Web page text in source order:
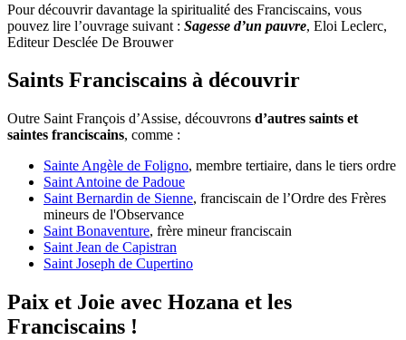
Pour découvrir davantage la spiritualité des Franciscains, vous
pouvez lire l’ouvrage suivant : Sagesse d’un pauvre, Eloi Leclerc,
Editeur Desclée De Brouwer
Saints Franciscains à découvrir
Outre Saint François d’Assise, découvrons d’autres saints et
saintes franciscains, comme :
Sainte Angèle de Foligno, membre tertiaire, dans le tiers ordre
Saint Antoine de Padoue
Saint Bernardin de Sienne, franciscain de l’Ordre des Frères
mineurs de l'Observance
Saint Bonaventure, frère mineur franciscain
Saint Jean de Capistran
Saint Joseph de Cupertino
Paix et Joie avec Hozana et les
Franciscains !